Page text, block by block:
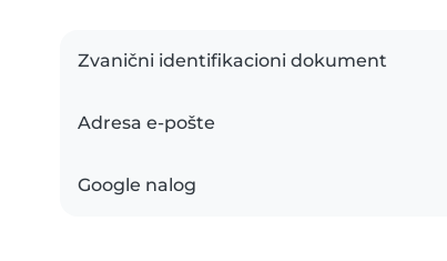
Zvanični identifikacioni dokument
Adresa e-pošte
Google nalog